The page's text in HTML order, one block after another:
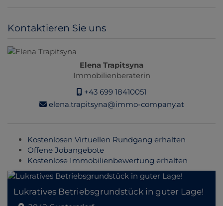
Kontaktieren Sie uns
Elena Trapitsyna
Immobilienberaterin
+43 699 18410051
elena.trapitsyna@immo-company.at
Kostenlosen Virtuellen Rundgang erhalten
Offene Jobangebote
Kostenlose Immobilienbewertung erhalten
Lukratives Betriebsgrundstück in guter Lage!